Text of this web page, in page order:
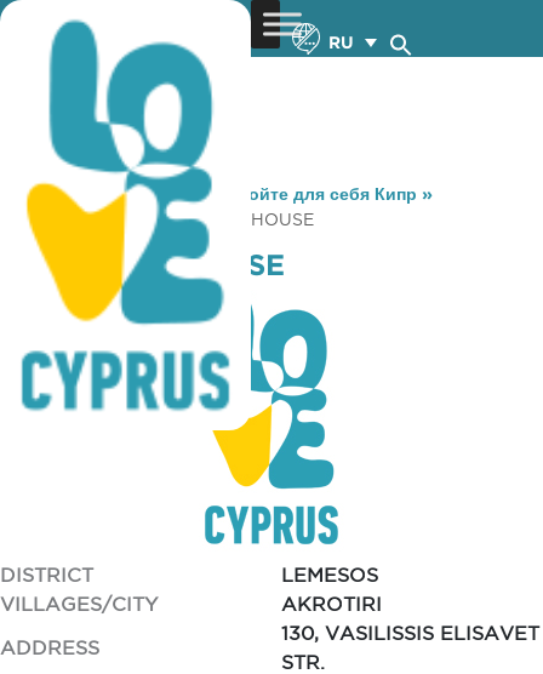
RU
You are here: Home »Откройте для себя Кипр »
Gastronomy
» THE ROYAL HOUSE
THE ROYAL HOUSE
DISTRICT
LEMESOS
VILLAGES/CITY
AKROTIRI
ADDRESS
130, VASILISSIS ELISAVET
STR.